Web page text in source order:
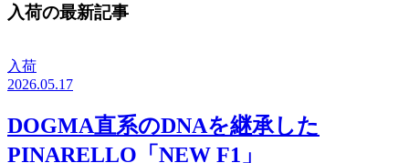
入荷の最新記事
入荷
2026.05.17
DOGMA直系のDNAを継承した
PINARELLO「NEW F1」